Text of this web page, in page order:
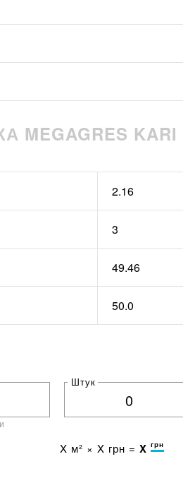
MEGAGRES KARI
2.16
3
49.46
50.0
Штук
X м² × X грн = X грн